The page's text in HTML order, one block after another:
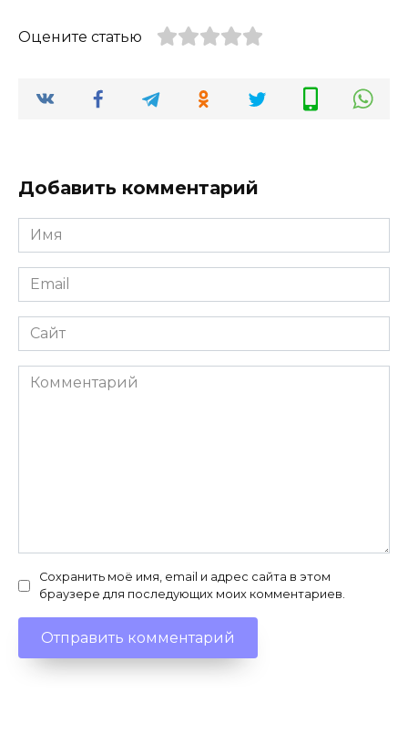
Оцените статью
Добавить комментарий
Имя
*
Email
*
Сайт
Комментарий
Сохранить моё имя, email и адрес сайта в этом
браузере для последующих моих комментариев.